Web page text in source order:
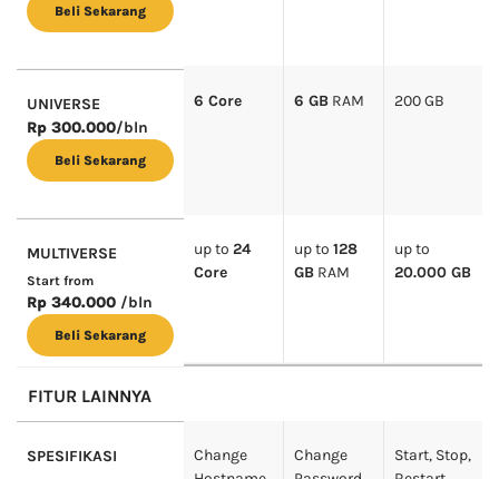
Beli Sekarang
UNIVERSE
Rp 300.000/bln
Beli Sekarang
MULTIVERSE
Start from
Rp 340.000 /bln
Beli Sekarang
6 Core
up to 24
Core
6 GBRAM
up to 128
GBRAM
200 GB
up to
20.000 GB
FITUR LAINNYA
SPESIFIKASI
Change
Change
Start, Stop,